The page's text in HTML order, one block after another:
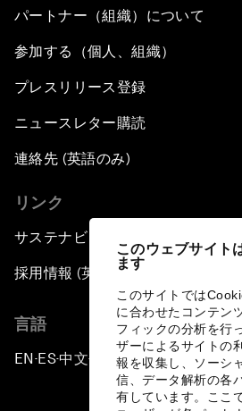
このウェブサイト
ます
このサイトでは
に合わせたコンテン
フィックの分析を行
ザーによるサイトの
報を収集し、ソーシ
信、データ解析の各
有しています。ここ
パートナー（組織）について
参加する（個人、組織）
プレスリリース登録
ニュースレター購読
連絡先 (英語のみ)
リンク
サステナビリティへの取り組み
採用情報 (英語のみ)
言語
EN ▪ES▪中文▪ 日本語